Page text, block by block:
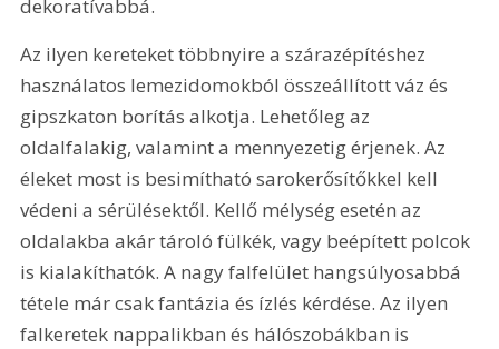
dekoratívabbá.
Az ilyen kereteket többnyire a szárazépítéshez
használatos lemezidomokból összeállított váz és
gipszkaton borítás alkotja. Lehetőleg az
oldalfalakig, valamint a mennyezetig érjenek. Az
éleket most is besimítható sarokerősítőkkel kell
védeni a sérülésektől. Kellő mélység esetén az
oldalakba akár tároló fülkék, vagy beépített polcok
is kialakíthatók. A nagy falfelület hangsúlyosabbá
tétele már csak fantázia és ízlés kérdése. Az ilyen
falkeretek nappalikban és hálószobákban is